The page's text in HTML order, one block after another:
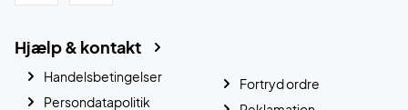
Hjælp & kontakt
Handelsbetingelser
Persondatapolitik
Fortryd ordre